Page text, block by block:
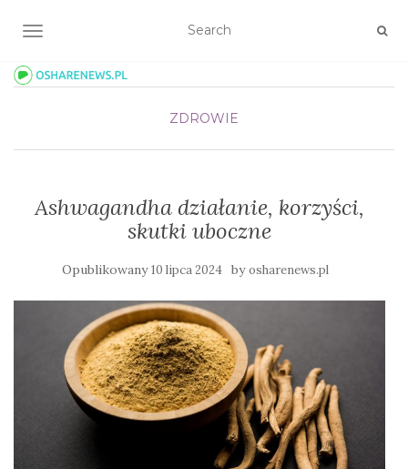
TOGGLE NAVIGATION
ZDROWIE
Ashwagandha działanie, korzyści,
skutki uboczne
Opublikowany10 lipca 2024 byosharenews.pl